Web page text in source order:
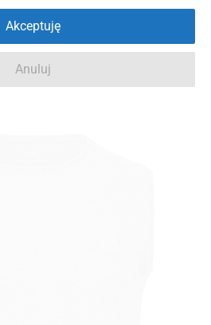
Akceptuję
Anuluj